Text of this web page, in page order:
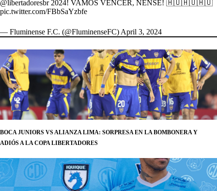
@libertadoresbr2024! VAMOS VENCER, NENSE! 🇭🇺🇭🇺🇭🇺
pic.twitter.com/FBbSaYzbfe
— Fluminense F.C. (@FluminenseFC) April 3, 2024
BOCA JUNIORS VS ALIANZA LIMA: SORPRESA EN LA BOMBONERA Y
ADIÓS A LA COPA LIBERTADORES